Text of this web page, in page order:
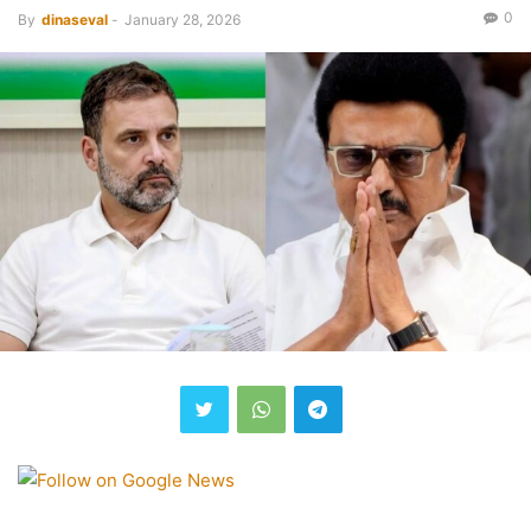
By dinaseval - January 28, 2026 0